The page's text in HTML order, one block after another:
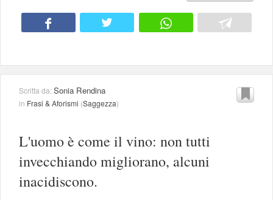
Scritta da:Sonia Rendina
in Frasi & Aforismi (Saggezza)
L'uomo è come il vino: non tutti
invecchiando migliorano, alcuni
inacidiscono.